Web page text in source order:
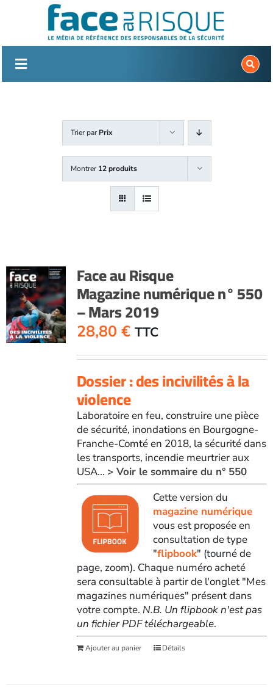
Trier parPrix
Montrer12 produits
Face au Risque
Magazine numérique n° 550
– Mars 2019
28,80 € TTC
Dossier : des incivilités à la
violence
Laboratoire en feu, construire une pièce
de sécurité, inondations en Bourgogne-
Franche-Comté en 2018, la sécurité dans
les transports, incendie meurtrier aux
USA... > Voir le sommaire du n° 550
Cette version du
magazine numérique
vous est proposée en
consultation de type
"flipbook" (tourné de
page, zoom). Chaque numéro acheté
sera consultable à partir de l'onglet "Mes
magazines numériques" présent dans
votre compte. N.B. Un flipbook n'est pas
un fichier PDF téléchargeable.
Ajouter au panier Détails